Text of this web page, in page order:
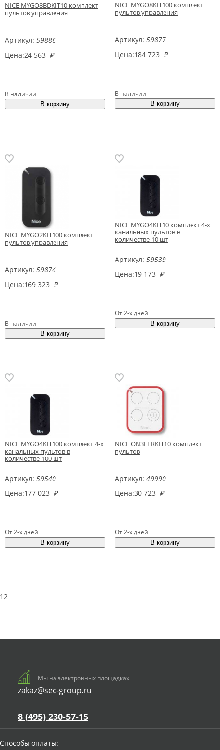
NICE MYGO8BDKIT10 комплект
пультов управления
Артикул: 59886
Цена:24 563 ₽
В наличии
NICE MYGO8KIT100 комплект
пультов управления
Артикул: 59877
Цена:184 723 ₽
В наличии
NICE MYGO2KIT100 комплект
пультов управления
Артикул: 59874
Цена:169 323 ₽
В наличии
NICE MYGO4KIT10 комплект 4-х
канальных пультов в
количестве 10 шт
Артикул: 59539
Цена:19 173 ₽
От 2-х дней
NICE MYGO4KIT100 комплект 4-х
канальных пультов в
количестве 100 шт
Артикул: 59540
Цена:177 023 ₽
От 2-х дней
NICE ON3ELRKIT10 комплект
пультов
Артикул: 49990
Цена:30 723 ₽
От 2-х дней
12
Мы на электронных площадках
zakaz@sec-group.ru
8 (495) 230-57-15
Способы оплаты: